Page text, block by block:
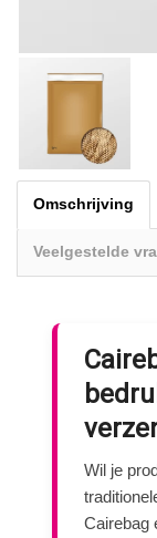
Omschrijving
Veelgestelde
Wil je
Cairebag